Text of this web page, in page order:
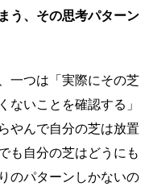
う、その思考パターン
一つは「実際にその芝
ないことを確認する」
やんで自分の芝は放置
も自分の芝はどうにも
のパターンしかないの